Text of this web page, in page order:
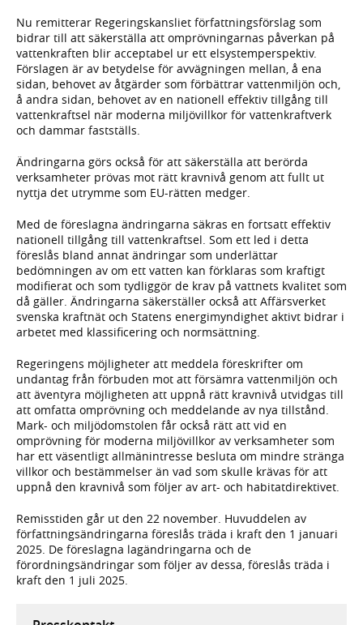
Nu remitterar Regeringskansliet författningsförslag som
bidrar till att säkerställa att omprövningarnas påverkan på
vattenkraften blir acceptabel ur ett elsystemperspektiv.
Förslagen är av betydelse för avvägningen mellan, å ena
sidan, behovet av åtgärder som förbättrar vattenmiljön och,
å andra sidan, behovet av en nationell effektiv tillgång till
vattenkraftsel när moderna miljövillkor för vattenkraftverk
och dammar fastställs.
Ändringarna görs också för att säkerställa att berörda
verksamheter prövas mot rätt kravnivå genom att fullt ut
nyttja det utrymme som EU-rätten medger.
Med de föreslagna ändringarna säkras en fortsatt effektiv
nationell tillgång till vattenkraftsel. Som ett led i detta
föreslås bland annat ändringar som underlättar
bedömningen av om ett vatten kan förklaras som kraftigt
modifierat och som tydliggör de krav på vattnets kvalitet som
då gäller. Ändringarna säkerställer också att Affärsverket
svenska kraftnät och Statens energimyndighet aktivt bidrar i
arbetet med klassificering och normsättning.
Regeringens möjligheter att meddela föreskrifter om
undantag från förbuden mot att försämra vattenmiljön och
att äventyra möjligheten att uppnå rätt kravnivå utvidgas till
att omfatta omprövning och meddelande av nya tillstånd.
Mark- och miljödomstolen får också rätt att vid en
omprövning för moderna miljövillkor av verksamheter som
har ett väsentligt allmänintresse besluta om mindre stränga
villkor och bestämmelser än vad som skulle krävas för att
uppnå den kravnivå som följer av art- och habitatdirektivet.
Remisstiden går ut den 22 november. Huvuddelen av
författningsändringarna föreslås träda i kraft den 1 januari
2025. De föreslagna lagändringarna och de
förordningsändringar som följer av dessa, föreslås träda i
kraft den 1 juli 2025.